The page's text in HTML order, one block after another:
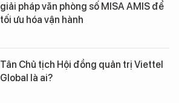
giải pháp văn phòng số MISA AMIS để
tối ưu hóa vận hành
Tân Chủ tịch Hội đồng quản trị Viettel
Global là ai?